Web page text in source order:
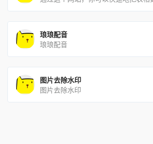
琅琅配音
琅琅配音
图片去除水印
图片去除水印